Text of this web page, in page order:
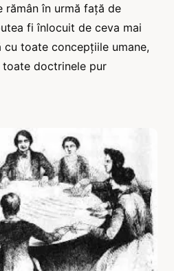
rămân în urmă față de
fi înlocuit de ceva mai
cu toate concepțiile umane,
doctrinele pur